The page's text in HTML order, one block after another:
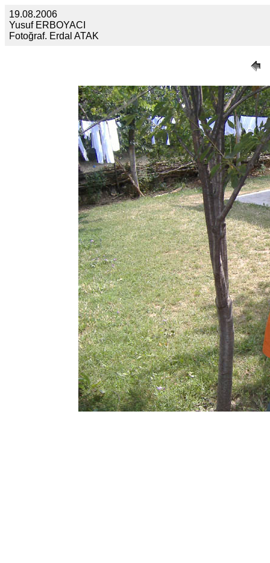
19.08.2006
Yusuf ERBOYACI
Fotoğraf. Erdal ATAK